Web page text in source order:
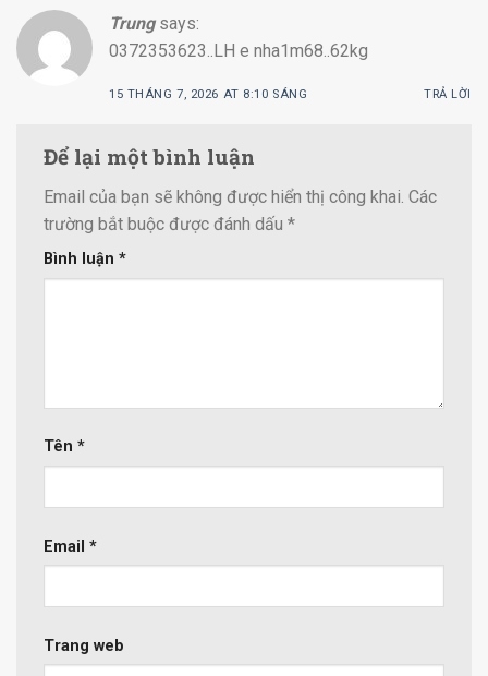
Trung says:
0372353623..LH e nha1m68..62kg
15 THÁNG 7, 2026 AT 8:10 SÁNG TRẢ LỜI
Để lại một bình luận
Email của bạn sẽ không được hiển thị công khai. Các
trường bắt buộc được đánh dấu *
Bình luận *
Tên *
Email *
Trang web